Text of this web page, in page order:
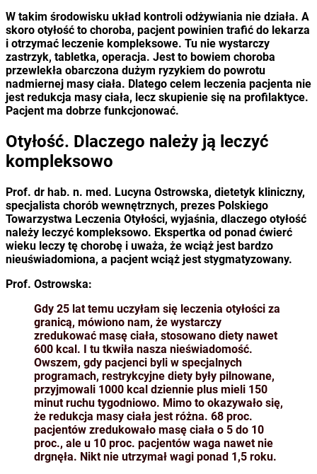
W takim środowisku układ kontroli odżywiania nie działa. A
skoro otyłość to choroba, pacjent powinien trafić do lekarza
i otrzymać leczenie kompleksowe. Tu nie wystarczy
zastrzyk, tabletka, operacja. Jest to bowiem choroba
przewlekła obarczona dużym ryzykiem do powrotu
nadmiernej masy ciała. Dlatego celem leczenia pacjenta nie
jest redukcja masy ciała, lecz skupienie się na profilaktyce.
Pacjent ma dobrze funkcjonować.
Otyłość. Dlaczego należy ją leczyć
kompleksowo
Prof. dr hab. n. med. Lucyna Ostrowska, dietetyk kliniczny,
specjalista chorób wewnętrznych, prezes Polskiego
Towarzystwa Leczenia Otyłości, wyjaśnia, dlaczego otyłość
należy leczyć kompleksowo. Ekspertka od ponad ćwierć
wieku leczy tę chorobę i uważa, że wciąż jest bardzo
nieuświadomiona, a pacjent wciąż jest stygmatyzowany.
Prof. Ostrowska:
Gdy 25 lat temu uczyłam się leczenia otyłości za
granicą, mówiono nam, że wystarczy
zredukować masę ciała, stosowano diety nawet
600 kcal. I tu tkwiła nasza nieświadomość.
Owszem, gdy pacjenci byli w specjalnych
programach, restrykcyjne diety były pilnowane,
przyjmowali 1000 kcal dziennie plus mieli 150
minut ruchu tygodniowo. Mimo to okazywało się,
że redukcja masy ciała jest różna. 68 proc.
pacjentów zredukowało masę ciała o 5 do 10
proc., ale u 10 proc. pacjentów waga nawet nie
drgnęła. Nikt nie utrzymał wagi ponad 1,5 roku.